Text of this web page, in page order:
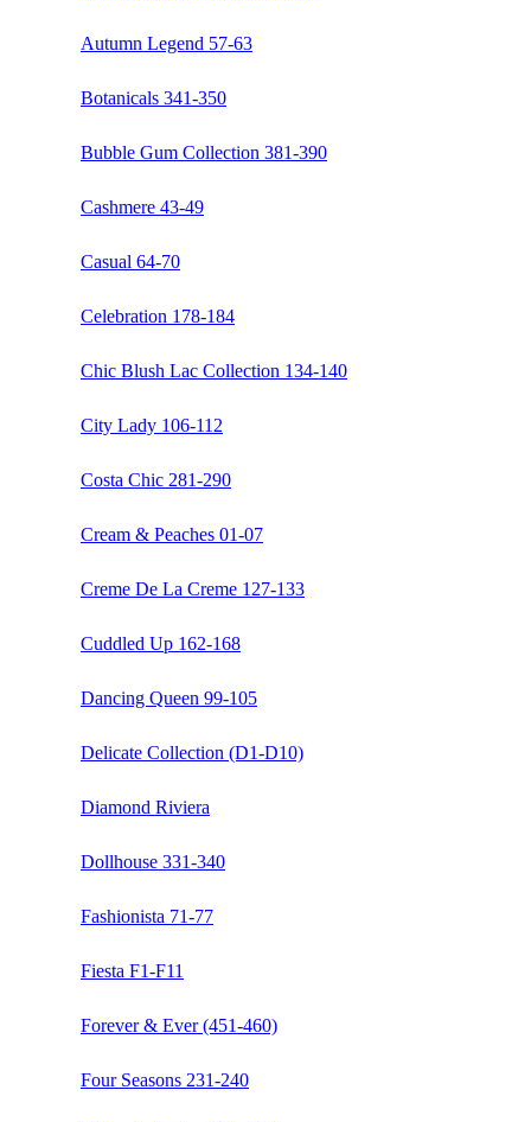
Autumn Legend 57-63
Botanicals 341-350
Bubble Gum Collection 381-390
Cashmere 43-49
Casual 64-70
Celebration 178-184
Chic Blush Lac Collection 134-140
City Lady 106-112
Costa Chic 281-290
Cream & Peaches 01-07
Creme De La Creme 127-133
Cuddled Up 162-168
Dancing Queen 99-105
Delicate Collection (D1-D10)
Diamond Riviera
Dollhouse 331-340
Fashionista 71-77
Fiesta F1-F11
Forever & Ever (451-460)
Four Seasons 231-240